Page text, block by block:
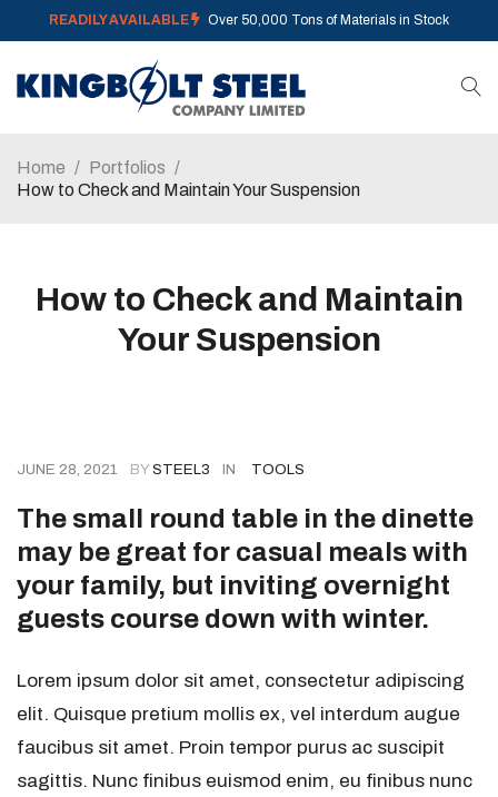
READILY AVAILABLE Over 50,000 Tons of Materials in Stock
Home / Portfolios /
How to Check and Maintain Your Suspension
How to Check and Maintain
Your Suspension
JUNE 28, 2021 BY STEEL3 IN TOOLS
The small round table in the dinette
may be great for casual meals with
your family, but inviting overnight
guests course down with winter.
Lorem ipsum dolor sit amet, consectetur adipiscing
elit. Quisque pretium mollis ex, vel interdum augue
faucibus sit amet. Proin tempor purus ac suscipit
sagittis. Nunc finibus euismod enim, eu finibus nunc